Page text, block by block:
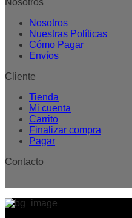
Nosotros
Nosotros
Nuestras Políticas
Cómo Pagar
Envíos
Cliente
Tienda
Mi cuenta
Carrito
Finalizar compra
Pagar
Contacto